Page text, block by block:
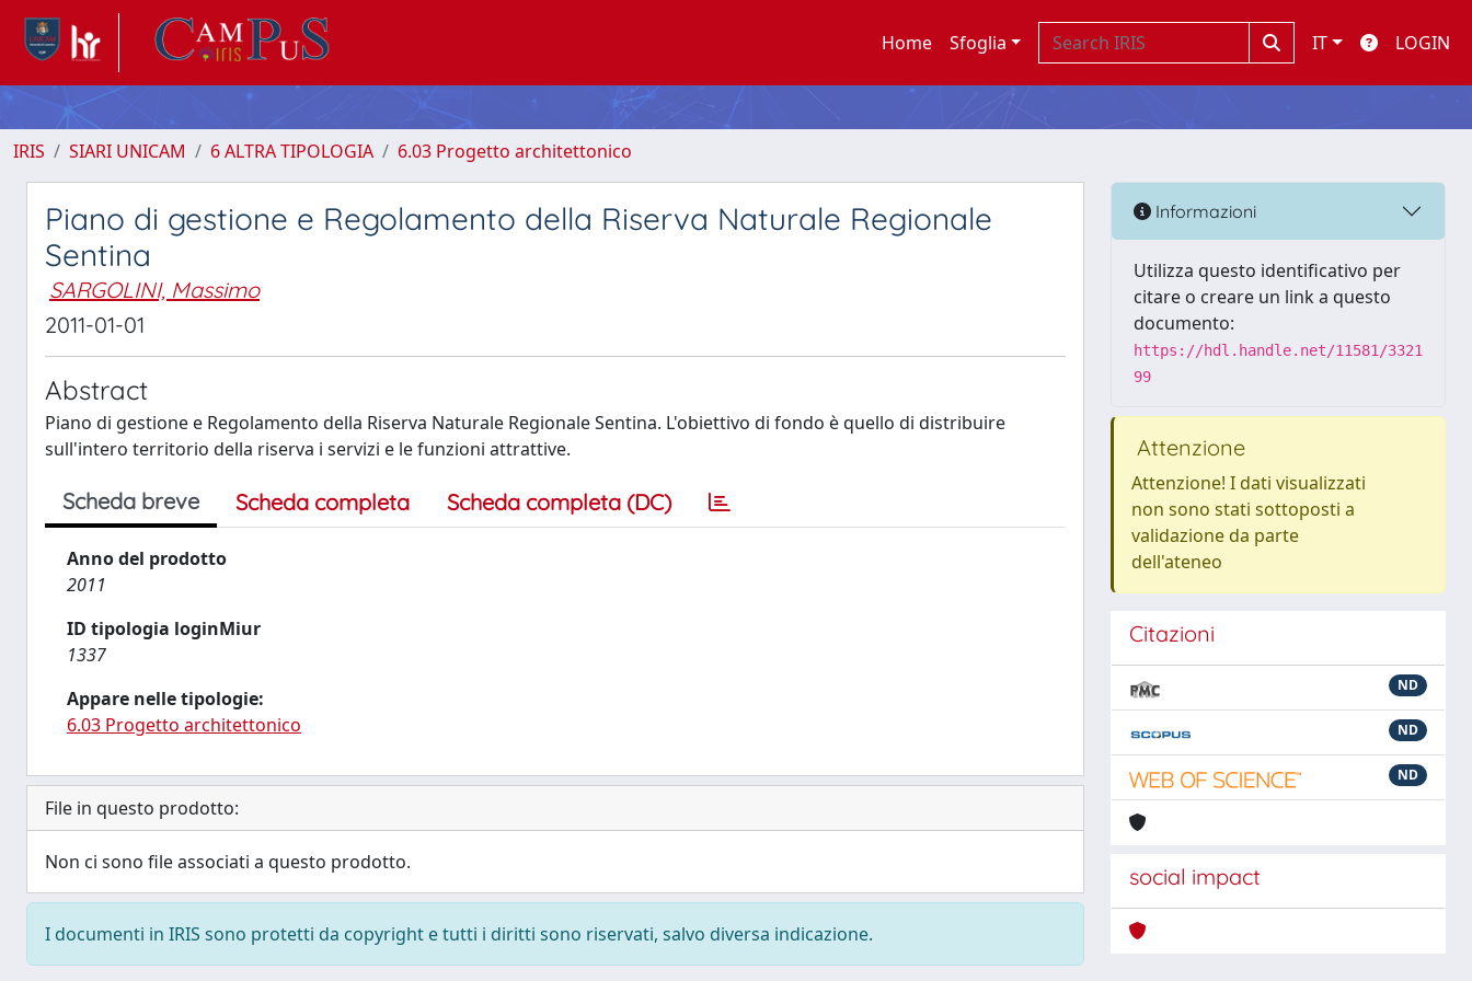
Home Sfoglia IT LOGIN
IRIS SIARI UNICAM 6 ALTRA TIPOLOGIA 6.03 Progetto architettonico
Piano di gestione e Regolamento della Riserva Naturale Regionale
Sentina
SARGOLINI, Massimo
2011-01-01
Abstract
Piano di gestione e Regolamento della Riserva Naturale Regionale Sentina. L'obiettivo di fondo è quello di distribuire
sull'intero territorio della riserva i servizi e le funzioni attrattive.
Scheda breve Scheda completa Scheda completa (DC)
Anno del prodotto
2011
ID tipologia loginMiur
1337
Appare nelle tipologie:
6.03 Progetto architettonico
File in questo prodotto:
Non ci sono file associati a questo prodotto.
I documenti in IRIS sono protetti da copyright e tutti i diritti sono riservati, salvo diversa indicazione.
Informazioni
Utilizza questo identificativo per
citare o creare un link a questo
documento:
https://hdl.handle.net/11581/3321
99
Attenzione
Attenzione! I dati visualizzati
non sono stati sottoposti a
validazione da parte
dell'ateneo
Citazioni
ND
ND
ND
social impact